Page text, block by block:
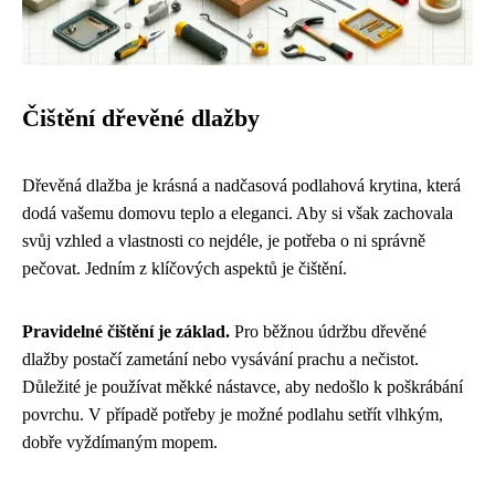
Čištění dřevěné dlažby
Dřevěná dlažba je krásná a nadčasová podlahová krytina, která
dodá vašemu domovu teplo a eleganci. Aby si však zachovala
svůj vzhled a vlastnosti co nejdéle, je potřeba o ni správně
pečovat. Jedním z klíčových aspektů je čištění.
Pravidelné čištění je základ. Pro běžnou údržbu dřevěné
dlažby postačí zametání nebo vysávání prachu a nečistot.
Důležité je používat měkké nástavce, aby nedošlo k poškrábání
povrchu. V případě potřeby je možné podlahu setřít vlhkým,
dobře vyždímaným mopem.